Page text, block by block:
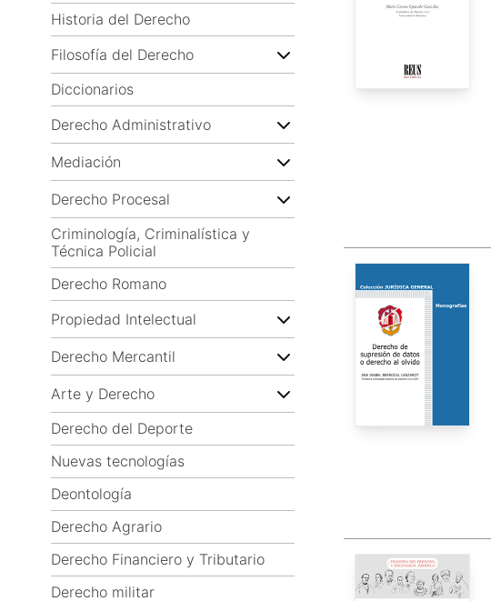
Historia del Derecho
Filosofía del Derecho
Diccionarios
Derecho Administrativo
Mediación
Derecho Procesal
Criminología, Criminalística y
Técnica Policial
Derecho Romano
Propiedad Intelectual
Derecho Mercantil
Arte y Derecho
Derecho del Deporte
Nuevas tecnologías
Deontología
Derecho Agrario
Derecho Financiero y Tributario
Derecho militar